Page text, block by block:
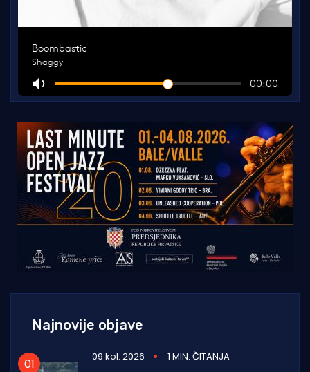
Najnovije objave
09 kol. 2026
1 MIN. ČITANJA